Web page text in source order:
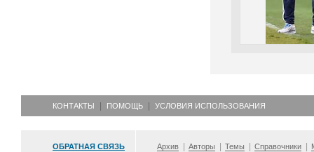
КОНТАКТЫ ПОМОЩЬ УСЛОВИЯ ИСПОЛЬЗОВАНИЯ
ОБРАТНАЯ СВЯЗЬ Архив Авторы Темы Справочники